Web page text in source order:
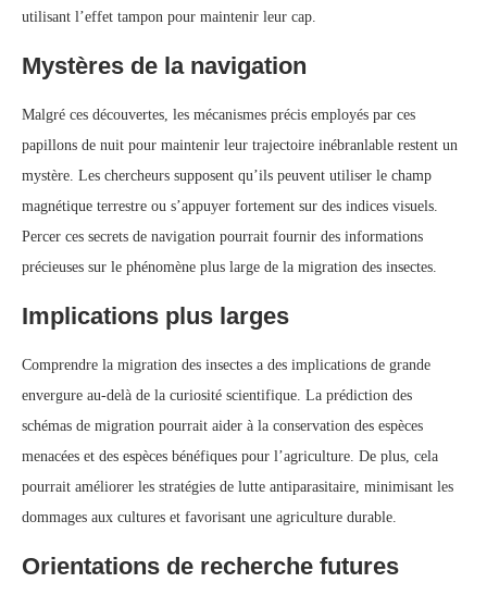
utilisant l’effet tampon pour maintenir leur cap.
Mystères de la navigation
Malgré ces découvertes, les mécanismes précis employés par ces
papillons de nuit pour maintenir leur trajectoire inébranlable restent un
mystère. Les chercheurs supposent qu’ils peuvent utiliser le champ
magnétique terrestre ou s’appuyer fortement sur des indices visuels.
Percer ces secrets de navigation pourrait fournir des informations
précieuses sur le phénomène plus large de la migration des insectes.
Implications plus larges
Comprendre la migration des insectes a des implications de grande
envergure au-delà de la curiosité scientifique. La prédiction des
schémas de migration pourrait aider à la conservation des espèces
menacées et des espèces bénéfiques pour l’agriculture. De plus, cela
pourrait améliorer les stratégies de lutte antiparasitaire, minimisant les
dommages aux cultures et favorisant une agriculture durable.
Orientations de recherche futures